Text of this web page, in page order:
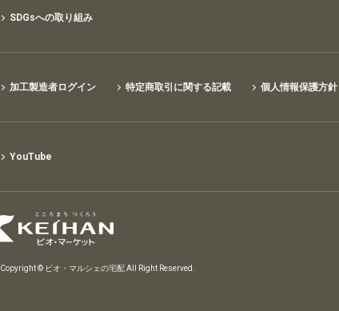
SDGsへの取り組み
加工製造者ログイン 特定商取引に関する記載 個人情報保護方針
YouTube
Copyright © ビオ・マルシェの宅配 All Right Reserved.